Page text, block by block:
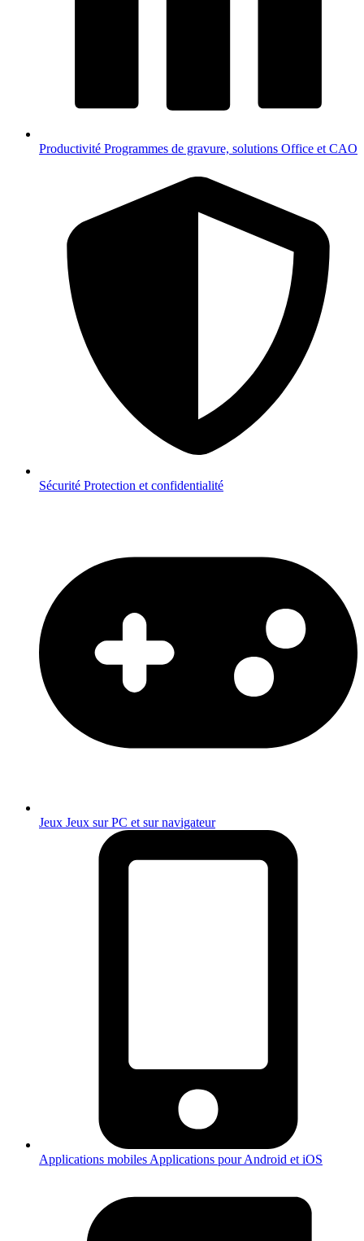
Productivité Programmes de gravure, solutions Office et CAO
Sécurité Protection et confidentialité
Jeux Jeux sur PC et sur navigateur
Applications mobiles Applications pour Android et iOS